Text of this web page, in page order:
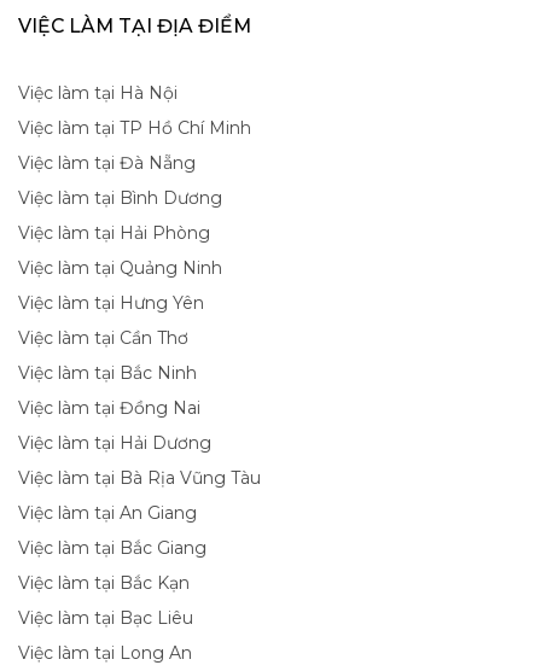
VIỆC LÀM TẠI ĐỊA ĐIỂM
Việc làm tại Hà Nội
Việc làm tại TP Hồ Chí Minh
Việc làm tại Đà Nẵng
Việc làm tại Bình Dương
Việc làm tại Hải Phòng
Việc làm tại Quảng Ninh
Việc làm tại Hưng Yên
Việc làm tại Cần Thơ
Việc làm tại Bắc Ninh
Việc làm tại Đồng Nai
Việc làm tại Hải Dương
Việc làm tại Bà Rịa Vũng Tàu
Việc làm tại An Giang
Việc làm tại Bắc Giang
Việc làm tại Bắc Kạn
Việc làm tại Bạc Liêu
Việc làm tại Long An